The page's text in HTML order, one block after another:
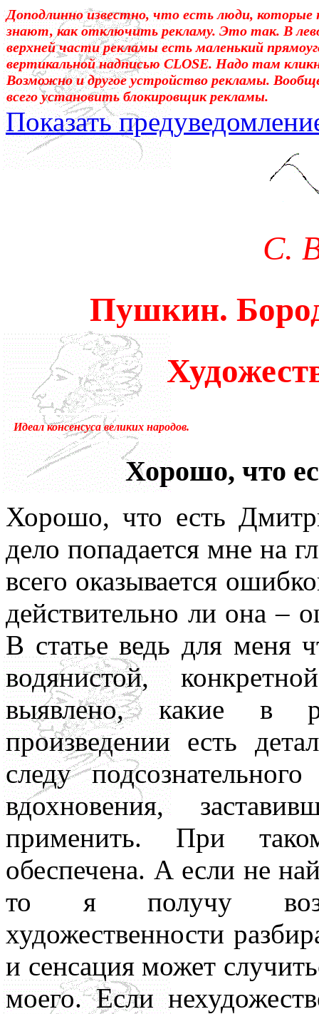
Доподлинно известно, что есть люди, которые
знают, как отключить рекламу. Это так. В
верхней части рекламы есть маленький
вертикальной надписью CLOSE. Надо там
Возможно и другое устройство рекламы.
всего установить блокировщик рекламы.
Показать
Уважаемые! Умоляю: не
отошли от суеты. – Перед
достаточно, чтоб
что не понятно.Прошу
много лет пользовался
«подсознательный» в
надо было писать
менять в тысячах мест,
устаревшим.Ещё одна
применение слова
состояние,
[отличающемуся от
у растений, и у бактерий.
вторая сигнальная
всюду применял как чисто
противопоставляя
подсознательное часто
то обеспечивает любое
одна его часть, которая –
– обеспечивает в
подсознаний автора и
поводу. По
подсознаний в
то, знаемом и рожденном
нигде уточнять и
С.
Пушкин.
Идеал консенсуса великих народов.
Хорошо, что
Хорошо, что есть
дело попадается мне на
всего оказывается
действительно ли она –
В статье ведь для меня
водянистой,
выявлено, какие в
произведении есть
следу
вдохновения,
применить. При
обеспечена. А если не
то я получу
художественности
и сенсация может
моего. Если